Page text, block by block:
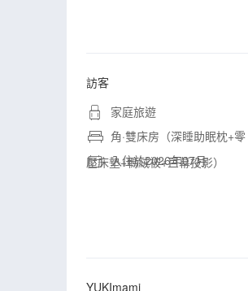
訪客
家庭旅遊
角·雙床房（深睡助眠枕+零
壓床墊+鴨絨被+巨幕投影）
入住於2026年07月
YUKImami